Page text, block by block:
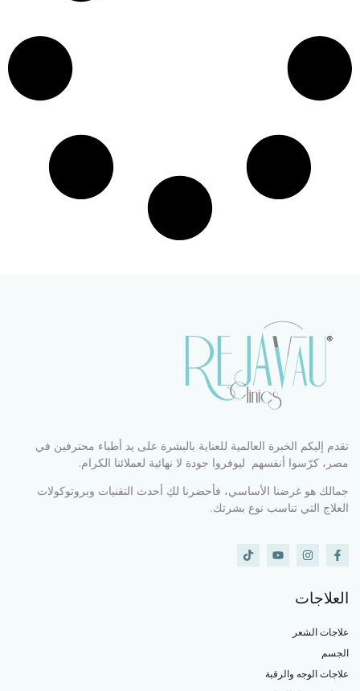
تقدم إليكم الخبرة العالمية للعناية بالبشرة على يد أطباء محترفين في
مصر، كرّسوا أنفسهم ليوفروا جودة لا نهائية لعملائنا الكرام.
جمالك هو غرضنا الأساسي، فأحضرنا لكِ أحدث التقنيات وبروتوكولات
العلاج التي تناسب نوع بشرتك.
العلاجات
علاجات الشعر
الجسم
علاجات الوجه والرقبة